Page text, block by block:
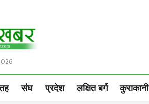
संघ प्रदेश लक्षित बर्ग कुराकानी